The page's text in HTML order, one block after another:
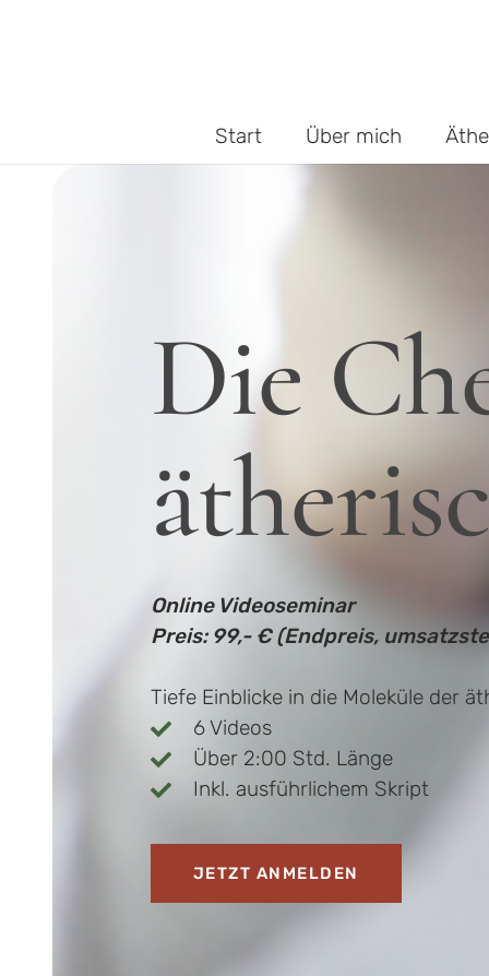
Start Über mich
Die
Online Videoseminar
Preis: 99,- € (Endpreis,
Tiefe Einblicke in die Moleküle der
6 Videos
Über 2:00 Std. Länge
Inkl. ausführlichem Skript
JETZT ANMELDEN